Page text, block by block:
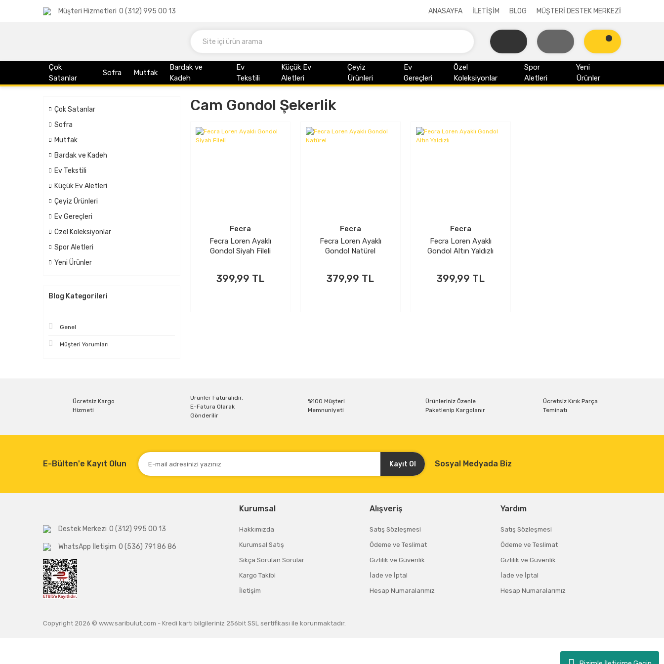
Müşteri Hizmetleri 0 (312) 995 00 13 ANASAYFA İLETİŞİM BLOG MÜŞTERİ DESTEK MERKEZİ
Çok
Satanlar
Sofra Mutfak
Bardak ve
Kadeh
Ev
Tekstili
Küçük Ev
Aletleri
Çeyiz
Ürünleri
Ev
Gereçleri
Özel
Koleksiyonlar
Spor
Aletleri
Yeni
Ürünler
Çok Satanlar
Sofra
Mutfak
Bardak ve Kadeh
Ev Tekstili
Küçük Ev Aletleri
Çeyiz Ürünleri
Ev Gereçleri
Özel Koleksiyonlar
Spor Aletleri
Yeni Ürünler
Blog Kategorileri
Genel
Müşteri Yorumları
Cam Gondol Şekerlik
Fecra
Fecra Loren Ayaklı
Gondol Siyah Fileli
399,99 TL
Fecra
Fecra Loren Ayaklı
Gondol Natürel
379,99 TL
Fecra
Fecra Loren Ayaklı
Gondol Altın Yaldızlı
399,99 TL
Ücretsiz Kargo
Hizmeti
Ürünler Faturalıdır.
E-Fatura Olarak
Gönderilir
%100 Müşteri
Memnuniyeti
Ürünleriniz Özenle
Paketlenip Kargolanır
Ücretsiz Kırık Parça
Teminatı
E-Bülten'e Kayıt Olun Kayıt Ol Sosyal Medyada Biz
Destek Merkezi 0 (312) 995 00 13
WhatsApp İletişim 0 (536) 791 86 86
Kurumsal
Hakkımızda
Kurumsal Satış
Sıkça Sorulan Sorular
Kargo Takibi
İletişim
Alışveriş
Satış Sözleşmesi
Ödeme ve Teslimat
Gizlilik ve Güvenlik
İade ve İptal
Hesap Numaralarımız
Yardım
Satış Sözleşmesi
Ödeme ve Teslimat
Gizlilik ve Güvenlik
İade ve İptal
Hesap Numaralarımız
Copyright 2026 © www.saribulut.com - Kredi kartı bilgileriniz 256bit SSL sertifikası ile korunmaktadır.